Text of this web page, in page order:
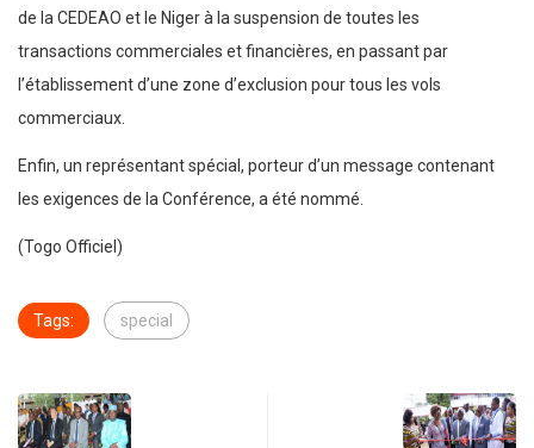
de la CEDEAO et le Niger à la suspension de toutes les
transactions commerciales et financières, en passant par
l’établissement d’une zone d’exclusion pour tous les vols
commerciaux.
Enfin, un représentant spécial, porteur d’un message contenant
les exigences de la Conférence, a été nommé.
(Togo Officiel)
Tags: special